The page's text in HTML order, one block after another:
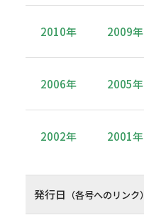
2010年 2009年
2006年 2005年
2002年 2001年
発行日 （各号へのリンク）